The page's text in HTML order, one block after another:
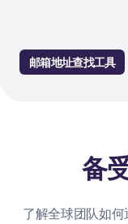
邮箱地址查找工具
备
了解全球团队如